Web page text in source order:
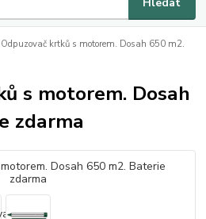
Odpuzovač krtků s motorem. Dosah 650 m2.
s motorem. Dosah
zdarma